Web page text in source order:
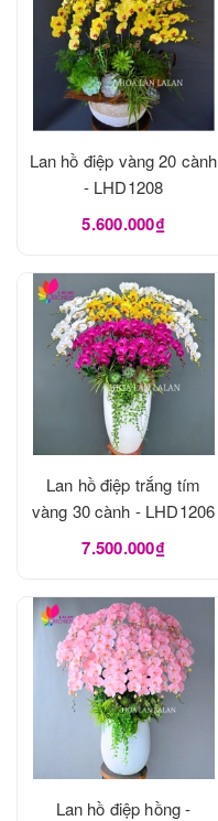
Lan hồ điệp vàng 20 cành
- LHD1208
5.600.000₫
Lan hồ điệp trắng tím
vàng 30 cành - LHD1206
7.500.000₫
Lan hồ điệp hồng -